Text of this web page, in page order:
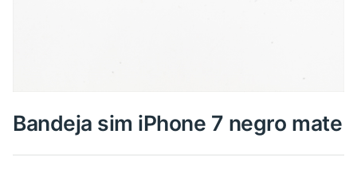
Bandeja sim iPhone 7 negro mate